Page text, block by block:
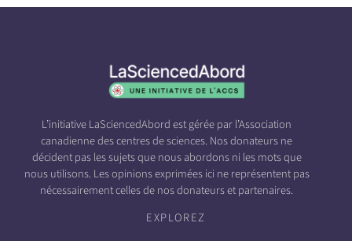
L’initiative LaSciencedAbord est gérée par l’Association
canadienne des centres de sciences. Nos donateurs ne
décident pas les sujets que nous abordons ni les mots que
nous utilisons. Les opinions exprimées ici ne représentent pas
nécessairement celles de nos donateurs et partenaires.
EXPLOREZ